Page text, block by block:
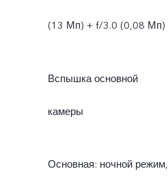
(13 Мп) + f/3.0 (0,08 Мп)
Вспышка основной
камеры
Основная: ночной режим,